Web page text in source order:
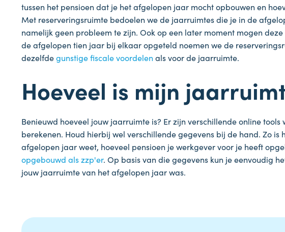
tussen het pensioen dat je het afgelopen jaar mocht opbouwen en
Met reserveringsruimte bedoelen we de jaarruimtes die je in de
namelijk geen probleem te zijn. Ook op een later moment mogen
de afgelopen tien jaar bij elkaar opgeteld noemen we de
dezelfdegunstige fiscale voordelen als voor de jaarruimte.
Hoeveel is mijn
Benieuwd hoeveel jouw jaarruimte is? Er zijn verschillende online
berekenen. Houd hierbij wel verschillende gegevens bij de hand. Zo
afgelopen jaar weet, hoeveel pensioen je werkgever voor je heeft
opgebouwd als zzp'er. Op basis van die gegevens kun je eenvoudig
jouw jaarruimte van het afgelopen jaar was.